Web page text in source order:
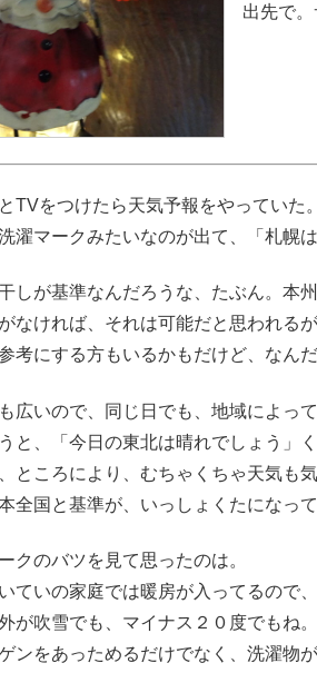
出先で。
TVをつけたら天気予報をやっていた。
濯マークみたいなのが出て、「札幌
しが基準なんだろうな、たぶん。本
なければ、それは可能だと思われるが
考にする方もいるかもだけど、なんだ
広いので、同じ日でも、地域によっ
と、「今日の東北は晴れでしょう」
ところにより、むちゃくちゃ天気も
全国と基準が、いっしょくたになっ
クのバツを見て思ったのは。
ていの家庭では暖房が入ってるので
が吹雪でも、マイナス２０度でもね。
ンをあっためるだけでなく、洗濯物